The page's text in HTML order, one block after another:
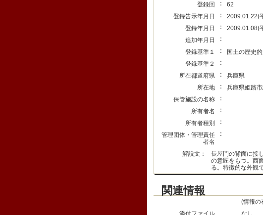
登録回
：
62
登録告示年月日
：
2009.01.22(
登録年月日
：
2009.01.08(
追加年月日
：
登録基準１ ：
国土の歴史
登録基準２
：
所在都道府県 ：
兵庫県
所在地
：
兵庫県姫路
保管施設の名称
：
所有者名 ：
所有者種別 ：
管理団体・管理責任
者名
：
解説文：
長屋門の背面に接
の意匠をもつ。西
る。特徴的な外観
関連情報
(情報の
添付ファイル
なし